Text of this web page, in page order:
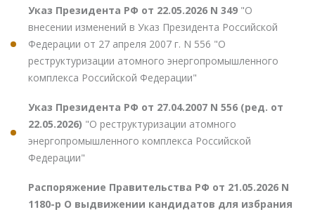
Указ Президента РФ от 22.05.2026 N 349 "О
внесении изменений в Указ Президента Российской
Федерации от 27 апреля 2007 г. N 556 "О
реструктуризации атомного энергопромышленного
комплекса Российской Федерации"
Указ Президента РФ от 27.04.2007 N 556 (ред. от
22.05.2026) "О реструктуризации атомного
энергопромышленного комплекса Российской
Федерации"
Распоряжение Правительства РФ от 21.05.2026 N
1180-р О выдвижении кандидатов для избрания